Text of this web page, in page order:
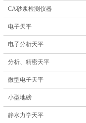
CA砂浆检测仪器
电子天平
电子分析天平
分析、精密天平
微型电子天平
小型地磅
静水力学天平